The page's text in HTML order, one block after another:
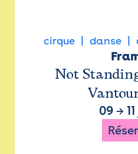
cirque danse
Not
09→